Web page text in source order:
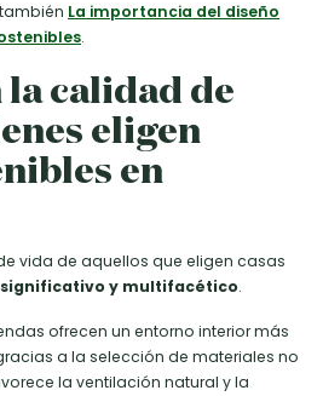
La importancia del diseño
.
calidad de
eligen
en
vida de aquellos que eligen casas
significativo y multifacético.
ofrecen un entorno interior más
a la selección de materiales no
la ventilación natural y la